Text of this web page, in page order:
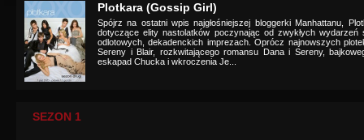
Plotkara (Gossip Girl)
Spójrz na ostatni wpis najgłośniejszej bloggerki Manhattanu,
dotyczące elity nastolatków poczynając od zwykłych
odlotowych, dekadenckich imprezach. Oprócz najnowszych
Sereny i Blair, rozkwitającego romansu Dana i Sereny,
eskapad Chucka i wkroczenia Je...
SEZON 1